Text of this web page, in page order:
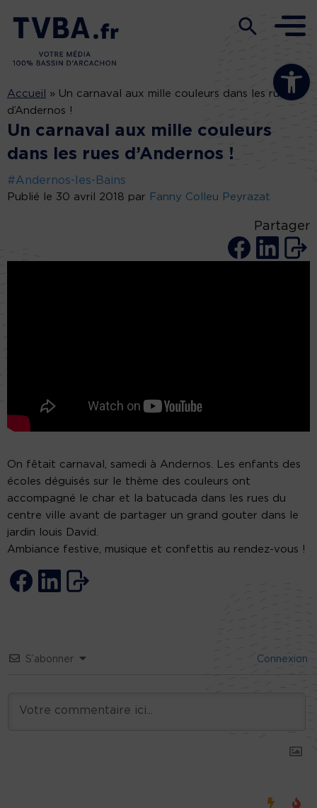
Ouvrir la
Accueil » Un carnaval aux mille couleurs dans les rues
d’Andernos !
Un carnaval aux mille couleurs
dans les rues d’Andernos !
#Andernos-les-Bains
Publié le 30 avril 2018 par Fanny Colleu Peyrazat
Partager
On fêtait carnaval, samedi à Andernos. Les enfants des
écoles déguisés sur le thème des couleurs ont
accompagné le char et la batucada dans les rues du
centre ville avant de partager un grand gouter dans le
jardin louis David.
Ambiance festive, musique et confettis au rendez-vous !
S’abonner Connexion